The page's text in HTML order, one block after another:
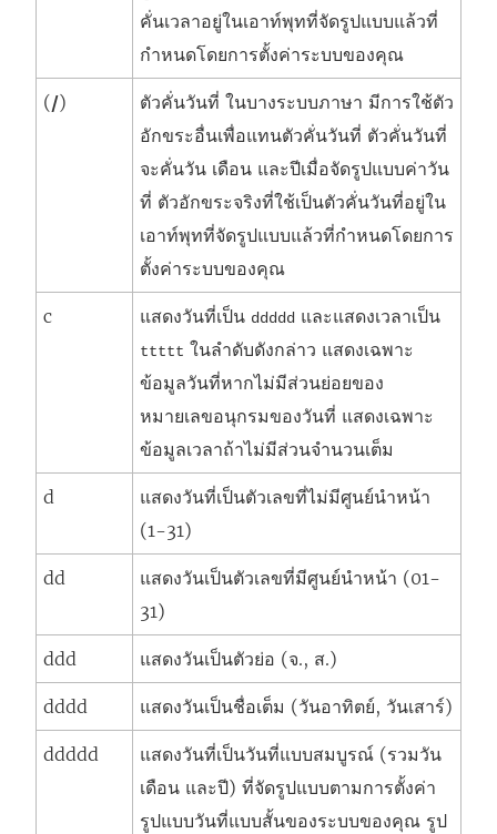
คั่นเวลาอยู่ในเอาท์พุทที่จัดรูปแบบแล้วที่
กำหนดโดยการตั้งค่าระบบของคุณ
(/) ตัวคั่นวันที่ ในบางระบบภาษา มีการใช้ตัว
อักขระอื่นเพื่อแทนตัวคั่นวันที่ ตัวคั่นวันที่
จะคั่นวัน เดือน และปีเมื่อจัดรูปแบบค่าวัน
ที่ ตัวอักขระจริงที่ใช้เป็นตัวคั่นวันที่อยู่ใน
เอาท์พุทที่จัดรูปแบบแล้วที่กำหนดโดยการ
ตั้งค่าระบบของคุณ
c แสดงวันที่เป็น ddddd และแสดงเวลาเป็น
ttttt ในลำดับดังกล่าว แสดงเฉพาะ
ข้อมูลวันที่หากไม่มีส่วนย่อยของ
หมายเลขอนุกรมของวันที่ แสดงเฉพาะ
ข้อมูลเวลาถ้าไม่มีส่วนจำนวนเต็ม
d
แสดงวันที่เป็นตัวเลขที่ไม่มีศูนย์นำหน้า
(1-31)
dd
แสดงวันเป็นตัวเลขที่มีศูนย์นำหน้า (01-
31)
ddd แสดงวันเป็นตัวย่อ (จ., ส.)
dddd แสดงวันเป็นชื่อเต็ม (วันอาทิตย์, วันเสาร์)
ddddd
แสดงวันที่เป็นวันที่แบบสมบูรณ์ (รวมวัน
เดือน และปี) ที่จัดรูปแบบตามการตั้งค่า
รูปแบบวันที่แบบสั้นของระบบของคุณ รูป